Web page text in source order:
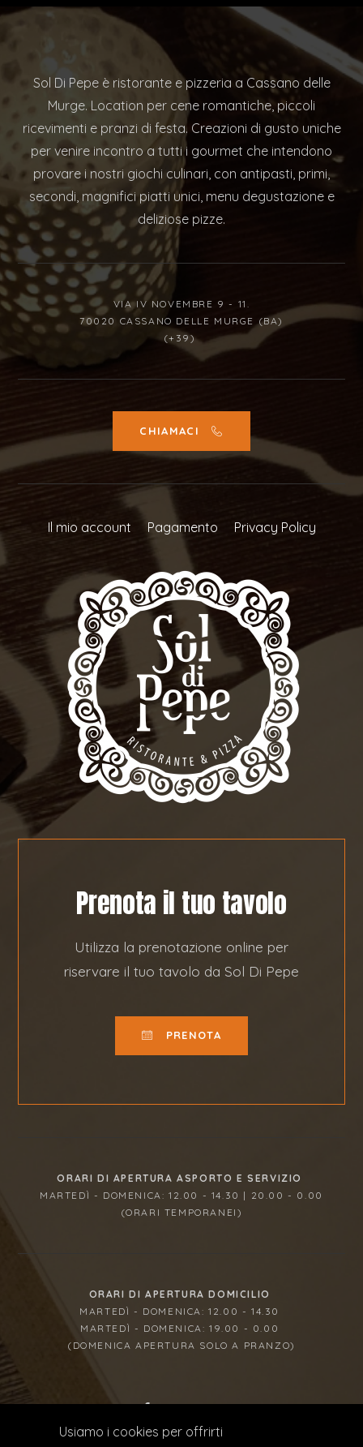
Usiamo i cookies per offrirti
Sol Di Pepe è ristorante e pizzeria a Cassano delle
Murge. Location per cene romantiche, piccoli
ricevimenti e pranzi di festa. Creazioni di gusto uniche
per venire incontro a tutti i gourmet che intendono
provare i nostri giochi culinari, con antipasti, primi,
secondi, magnifici piatti unici, menu degustazione e
deliziose pizze.
VIA IV NOVEMBRE 9 - 11.
70020 CASSANO DELLE MURGE (BA)
(+39)
CHIAMACI
Il mio account Pagamento Privacy Policy
Prenota il tuo tavolo
Utilizza la prenotazione online per
riservare il tuo tavolo da Sol Di Pepe
PRENOTA
ORARI DI APERTURA ASPORTO E SERVIZIO
MARTEDÌ - DOMENICA: 12.00 - 14.30 | 20.00 - 0.00
(ORARI TEMPORANEI)
ORARI DI APERTURA DOMICILIO
MARTEDÌ - DOMENICA: 12.00 - 14.30
MARTEDÌ - DOMENICA: 19.00 - 0.00
(DOMENICA APERTURA SOLO A PRANZO)